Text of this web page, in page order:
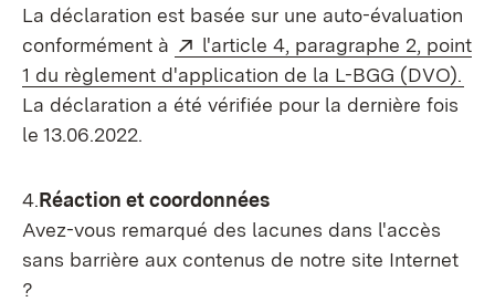
La déclaration est basée sur une auto-évaluation
conformément à
Externe:
l'article 4, paragraphe 2, point
1 du règlement d'application de la L-BGG (DVO).
La déclaration a été vérifiée pour la dernière fois
le 13.06.2022.
4.Réaction et coordonnées
Avez-vous remarqué des lacunes dans l'accès
sans barrière aux contenus de notre site Internet
?